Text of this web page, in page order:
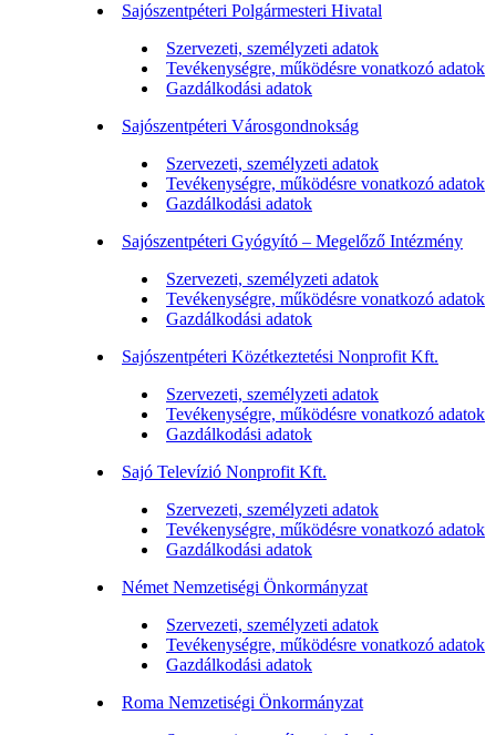
Sajószentpéteri Polgármesteri Hivatal
Szervezeti, személyzeti adatok
Tevékenységre, működésre vonatkozó adatok
Gazdálkodási adatok
Sajószentpéteri Városgondnokság
Szervezeti, személyzeti adatok
Tevékenységre, működésre vonatkozó adatok
Gazdálkodási adatok
Sajószentpéteri Gyógyító – Megelőző Intézmény
Szervezeti, személyzeti adatok
Tevékenységre, működésre vonatkozó adatok
Gazdálkodási adatok
Sajószentpéteri Közétkeztetési Nonprofit Kft.
Szervezeti, személyzeti adatok
Tevékenységre, működésre vonatkozó adatok
Gazdálkodási adatok
Sajó Televízió Nonprofit Kft.
Szervezeti, személyzeti adatok
Tevékenységre, működésre vonatkozó adatok
Gazdálkodási adatok
Német Nemzetiségi Önkormányzat
Szervezeti, személyzeti adatok
Tevékenységre, működésre vonatkozó adatok
Gazdálkodási adatok
Roma Nemzetiségi Önkormányzat